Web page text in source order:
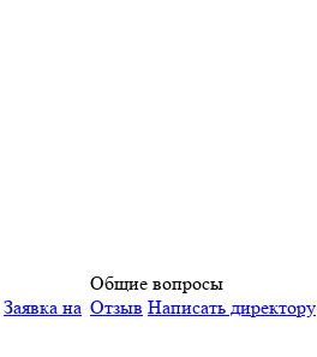
Заявка на
Общие вопросы
Отзыв Написать директору